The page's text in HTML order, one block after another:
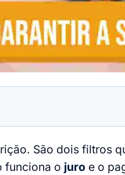
São dois filtros
funciona o juro e o